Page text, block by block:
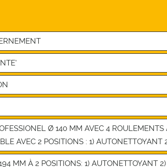
Ø 140 MM AVEC 4
AVEC 2 POSITIONS : 1) AUTONETTOYANT
MM À 2 POSITIONS: 1) AUTONETTOYANT